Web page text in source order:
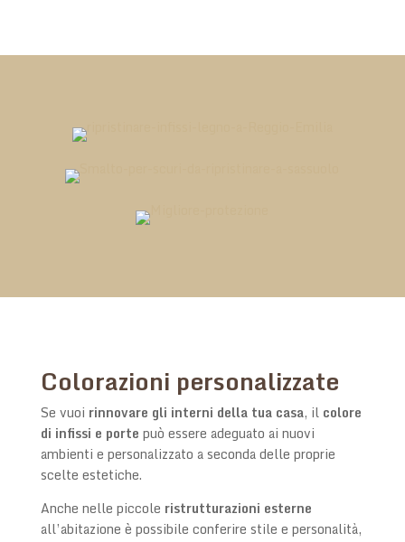
Colorazioni personalizzate
Se vuoi rinnovare gli interni della tua casa, il colore
di infissi e porte può essere adeguato ai nuovi
ambienti e personalizzato a seconda delle proprie
scelte estetiche.
Anche nelle piccole ristrutturazioni esterne
all’abitazione è possibile conferire stile e personalità,